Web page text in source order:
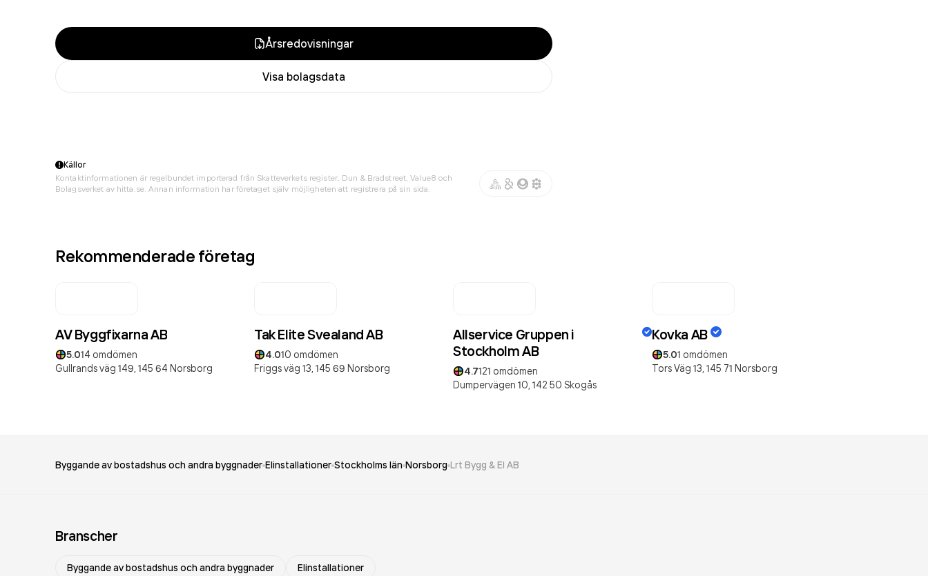
Årsredovisningar
Visa bolagsdata
Källor
Kontaktinformationen är regelbundet importerad från Skatteverkets register, Dun & Bradstreet, Value8 och
Bolagsverket av hitta.se. Annan information har företaget själv möjligheten att registrera på sin sida.
Rekommenderade företag
AV Byggfixarna AB
5.014 omdömen
Gullrands väg 149, 145 64 Norsborg
Tak Elite Svealand AB
4.010 omdömen
Friggs väg 13, 145 69 Norsborg
Allservice Gruppen i
Stockholm AB
4.7121 omdömen
Dumpervägen 10, 142 50 Skogås
Kovka AB
5.01 omdömen
Tors Väg 13, 145 71 Norsborg
Byggande av bostadshus och andra byggnader Elinstallationer Stockholms län Norsborg Lrt Bygg & El AB
Branscher
Byggande av bostadshus och andra byggnader Elinstallationer